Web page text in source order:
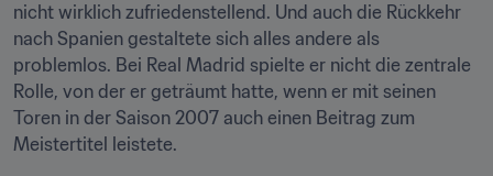
nicht wirklich zufriedenstellend. Und auch die Rückkehr
nach Spanien gestaltete sich alles andere als
problemlos. Bei Real Madrid spielte er nicht die zentrale
Rolle, von der er geträumt hatte, wenn er mit seinen
Toren in der Saison 2007 auch einen Beitrag zum
Meistertitel leistete.